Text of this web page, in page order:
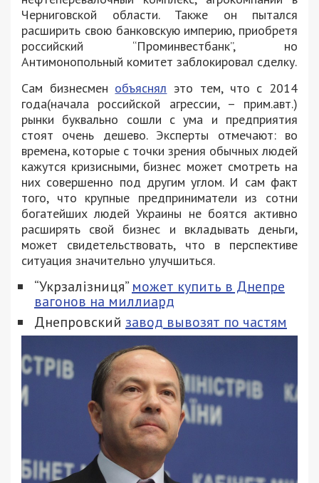
Черниговской области. Также он пытался
расширить свою банковскую империю, приобретя
российский “Проминвестбанк”, но
Антимонопольный комитет заблокировал сделку.
Сам бизнесмен объяснял это тем, что с 2014
года(начала российской агрессии, – прим.авт.)
рынки буквально сошли с ума и предприятия
стоят очень дешево. Эксперты отмечают: во
времена, которые с точки зрения обычных людей
кажутся кризисными, бизнес может смотреть на
них совершенно под другим углом. И сам факт
того, что крупные предприниматели из сотни
богатейших людей Украины не боятся активно
расширять свой бизнес и вкладывать деньги,
может свидетельствовать, что в перспективе
ситуация значительно улучшиться.
“Укрзалізниця” может купить в Днепре
вагонов на миллиард
Днепровский завод вывозят по частям